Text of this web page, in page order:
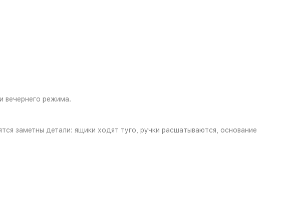
вечернего режима.
заметны детали: ящики ходят туго, ручки расшатываются, основание